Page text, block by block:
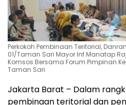
Perkokoh Pembinaan Teritorial,
01/Taman Sari Mayor Inf Manatap
Komsos Bersama Forum Pimpinan
Taman Sari
Jakarta Barat – Dalam
pembinaan teritorial dan